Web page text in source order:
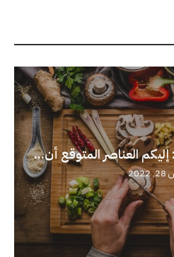
إليكم العناصر المتوقع أن...